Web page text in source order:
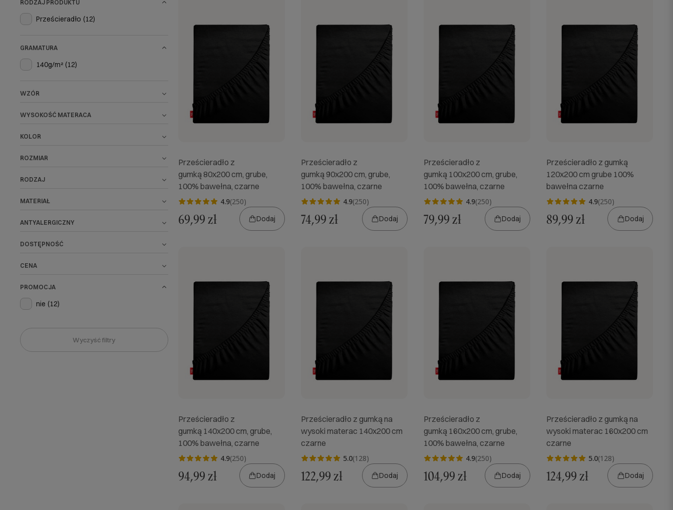
RODZAJ PRODUKTU
Prześcieradło (12)
GRAMATURA
140g/m² (12)
WZÓR
WYSOKOŚĆ MATERACA
KOLOR
ROZMIAR
RODZAJ
MATERIAŁ
ANTYALERGICZNY
DOSTĘPNOŚĆ
CENA
PROMOCJA
nie (12)
Wyczyść filtry
Prześcieradło z
gumką 80x200 cm, grube,
100% bawełna, czarne
4.9(250)
69,99 zł Dodaj
Prześcieradło z
gumką 90x200 cm, grube,
100% bawełna, czarne
4.9(250)
74,99 zł Dodaj
Prześcieradło z
gumką 100x200 cm, grube,
100% bawełna, czarne
4.9(250)
79,99 zł Dodaj
Prześcieradło z gumką
120x200 cm grube 100%
bawełna czarne
4.9(250)
89,99 zł Dodaj
Prześcieradło z
gumką 140x200 cm, grube,
100% bawełna, czarne
4.9(250)
94,99 zł Dodaj
Prześcieradło z gumką na
wysoki materac 140x200 cm
czarne
5.0(128)
122,99 zł Dodaj
Prześcieradło z
gumką 160x200 cm, grube,
100% bawełna, czarne
4.9(250)
104,99 zł Dodaj
Prześcieradło z gumką na
wysoki materac 160x200 cm
czarne
5.0(128)
124,99 zł Dodaj